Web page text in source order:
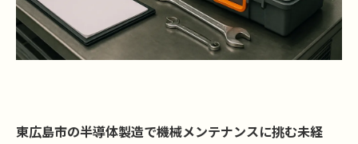
東広島市の半導体製造で機械メンテナンスに挑む未経